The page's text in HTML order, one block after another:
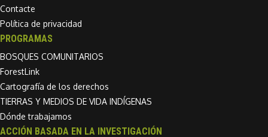
Contacte
Política de privacidad
PROGRAMAS
BOSQUES COMUNITARIOS
ForestLink
Cartografía de los derechos
TIERRAS Y MEDIOS DE VIDA INDÍGENAS
Dónde trabajamos
ACCIÓN BASADA EN LA INVESTIGACIÓN